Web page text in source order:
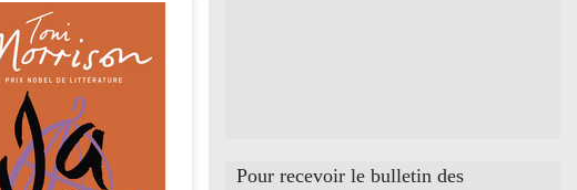
Pour recevoir le bulletin des